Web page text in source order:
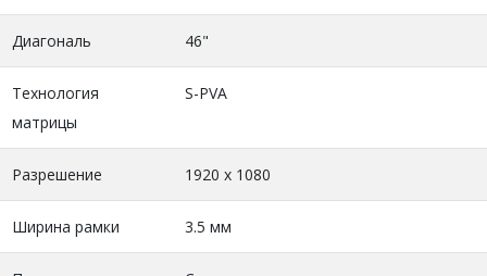
Диагональ 46"
Технология
матрицы
S-PVA
Разрешение 1920 x 1080
Ширина рамки 3.5 мм